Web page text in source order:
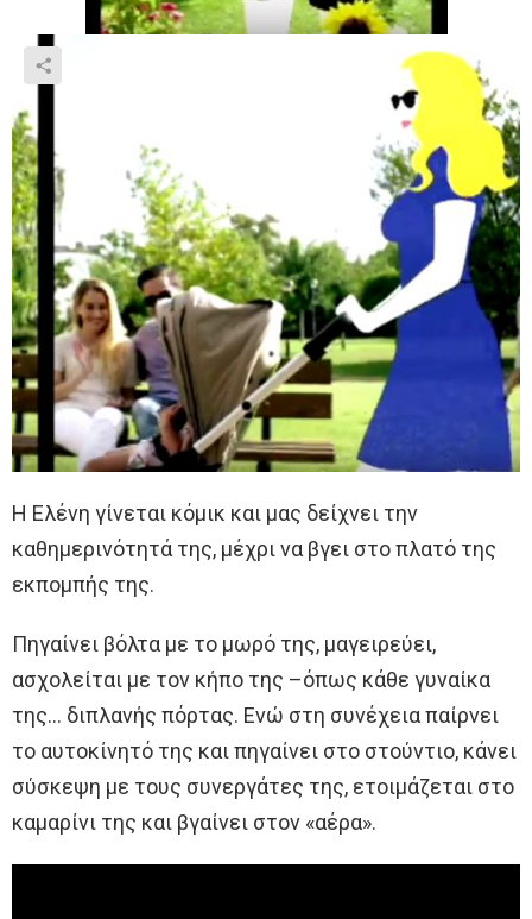
Η Ελένη γίνεται κόμικ και μας δείχνει την
καθημερινότητά της, μέχρι να βγει στο πλατό της
εκπομπής της.
Πηγαίνει βόλτα με το μωρό της, μαγειρεύει,
ασχολείται με τον κήπο της –όπως κάθε γυναίκα
της… διπλανής πόρτας. Ενώ στη συνέχεια παίρνει
το αυτοκίνητό της και πηγαίνει στο στούντιο, κάνει
σύσκεψη με τους συνεργάτες της, ετοιμάζεται στο
καμαρίνι της και βγαίνει στον «αέρα».